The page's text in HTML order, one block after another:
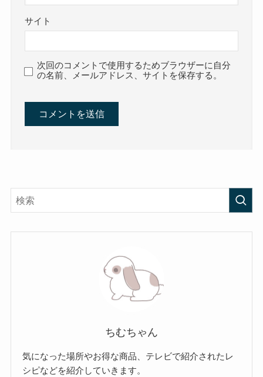
サイト
次回のコメントで使用するためブラウザーに自分
の名前、メールアドレス、サイトを保存する。
ちむちゃん
気になった場所やお得な商品、テレビで紹介されたレ
シピなどを紹介していきます。